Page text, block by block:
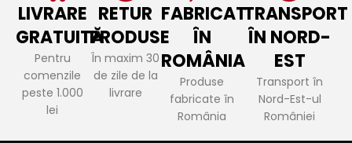
LIVRARE
GRATUITĂ
Pentru
comenzile
peste 1.000
lei
RETUR
PRODUSE
În maxim 30
de zile de la
livrare
FABRICAT
ÎN
ROMÂNIA
Produse
fabricate în
România
TRANSPORT
ÎN NORD-
EST
Transport în
Nord-Est-ul
României